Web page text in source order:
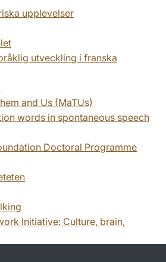
upplevelser
utveckling i franska
and Us (MaTUs)
words in spontaneous speech
Doctoral Programme
Initiative: Culture, brain,